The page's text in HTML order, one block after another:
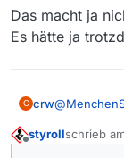
Das macht ja
Es hätte ja
C crw@
styrollschrieb
zuletzt